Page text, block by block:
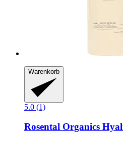
Warenkorb
5.0 (1)
Rosental Organics